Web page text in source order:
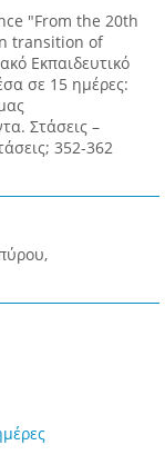
"From the 20th
transition of
Εκπαιδευτικό
σε 15 ημέρες:
Στάσεις –
352-362